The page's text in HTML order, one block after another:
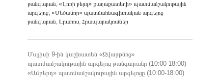
թանգարան, «Լոռի բերդ» քաղաքատեղի» պատմամշակութային
արգելոց, «Մեծամոր» պատմահնագիտական արգելոց-
թանգարան, Լրահոս, Հրապարակումներ
Մայիսի 9-ին կաշխատեն «Զվարթնոց»
պատմամշակութային արգելոց-թանգարանը (10:00-18:00)
«Ամբերդ» պատմամշակութային արգելոցը (10:00-18:00)